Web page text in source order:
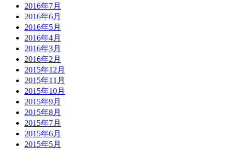
2016年7月
2016年6月
2016年5月
2016年4月
2016年3月
2016年2月
2015年12月
2015年11月
2015年10月
2015年9月
2015年8月
2015年7月
2015年6月
2015年5月